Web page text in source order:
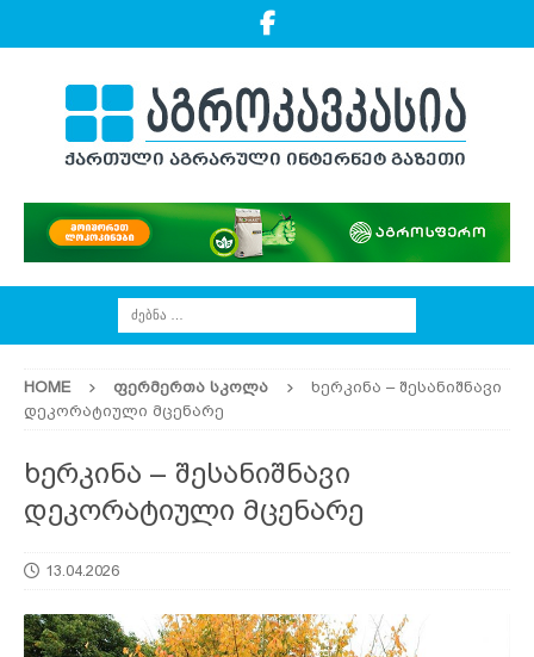
HOME ᲤᲔᲠᲛᲔᲠᲗᲐ ᲡᲙᲝᲚᲐ
ხერკინა – შესანიშნავი
დეკორატიული მცენარე
ხერკინა – შესანიშნავი
დეკორატიული მცენარე
13.04.2026